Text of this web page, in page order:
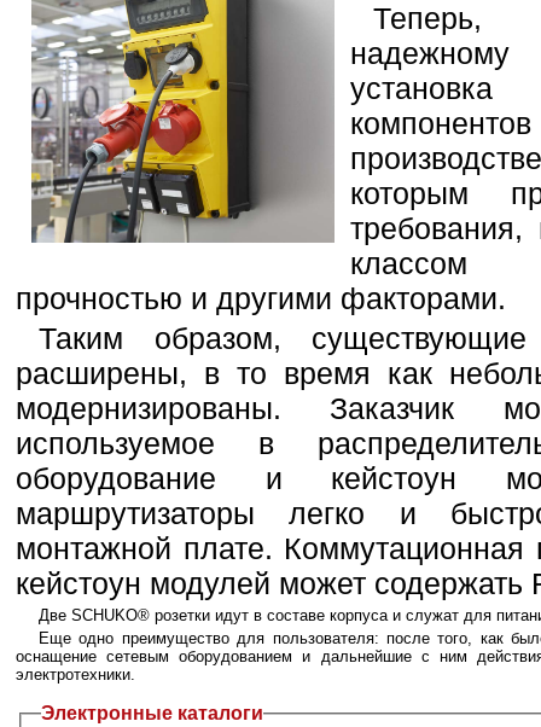
Теперь,
которым
требования,
классом
прочностью и другими факторами.
Таким образом,
расширены, в то время как
модернизированы. Заказчик
используемое в
оборудование и кейстоун
маршрутизаторы легко и
монтажной плате.
кейстоун модулей может содержать
Две SCHUKO® розетки идут в составе корпуса и служат для
Еще одно преимущество для пользователя: после того, как
оснащение сетевым оборудованием и дальнейшие с ним
электротехники.
Электронные каталоги